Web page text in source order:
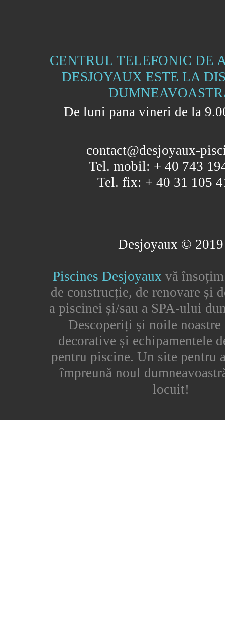
CENTRUL TELEFONIC DE
DESJOYAUX ESTE LA
De luni pana vineri de la
contact@desjoyaux-
Tel. mobil: + 40 743
Tel. fix: + 40 31 105
Desjoyaux © 2019
Piscines Desjoyaux vă
de construcție, de renovare și
a piscinei și/sau a SPA-ului
Descoperiți și noile noastre
decorative și echipamentele
pentru piscine. Un site pentru
împreună noul
locuit!